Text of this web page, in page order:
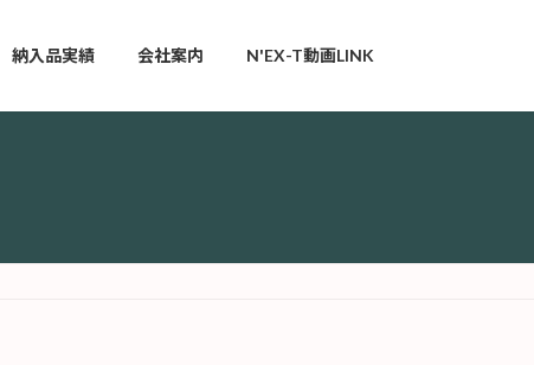
納入品実績 会社案内 N'EX-T動画LINK